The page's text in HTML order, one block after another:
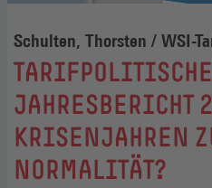
Schulten, Thorsten / WSI-
:
JAHRESBERICHT
KRISENJAHREN
NORMALITÄT?